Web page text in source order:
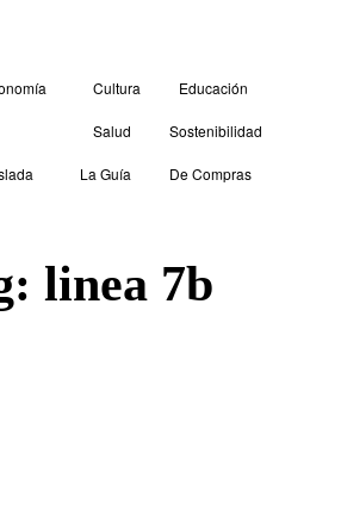
Cultura Educación
Salud Sostenibilidad
La Guía De Compras
linea 7b